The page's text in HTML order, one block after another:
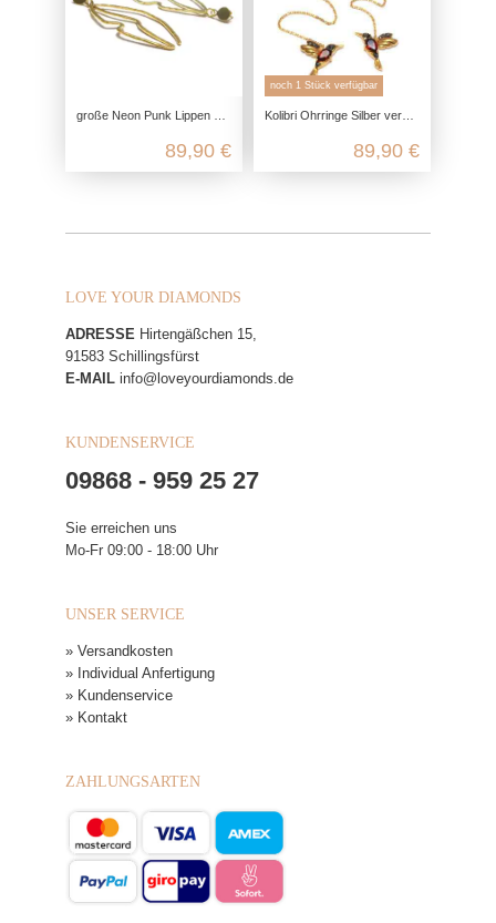
große Neon Punk Lippen Ohrringe vergoldet aus echtem 925 Sterling Silber
89,90 €
noch 1 Stück verfügbar
Kolibri Ohrringe Silber vergoldet, mit Granat und Markasit, 925 Sterling Silber, Fädelohrringe, Tassle Ohrringe, Vogel Schmuck
89,90 €
LOVE YOUR DIAMONDS
ADRESSE Hirtengäßchen 15,
91583 Schillingsfürst
E-MAIL info@loveyourdiamonds.de
KUNDENSERVICE
09868 - 959 25 27
Sie erreichen uns
Mo-Fr 09:00 - 18:00 Uhr
UNSER SERVICE
» Versandkosten
» Individual Anfertigung
» Kundenservice
» Kontakt
ZAHLUNGSARTEN